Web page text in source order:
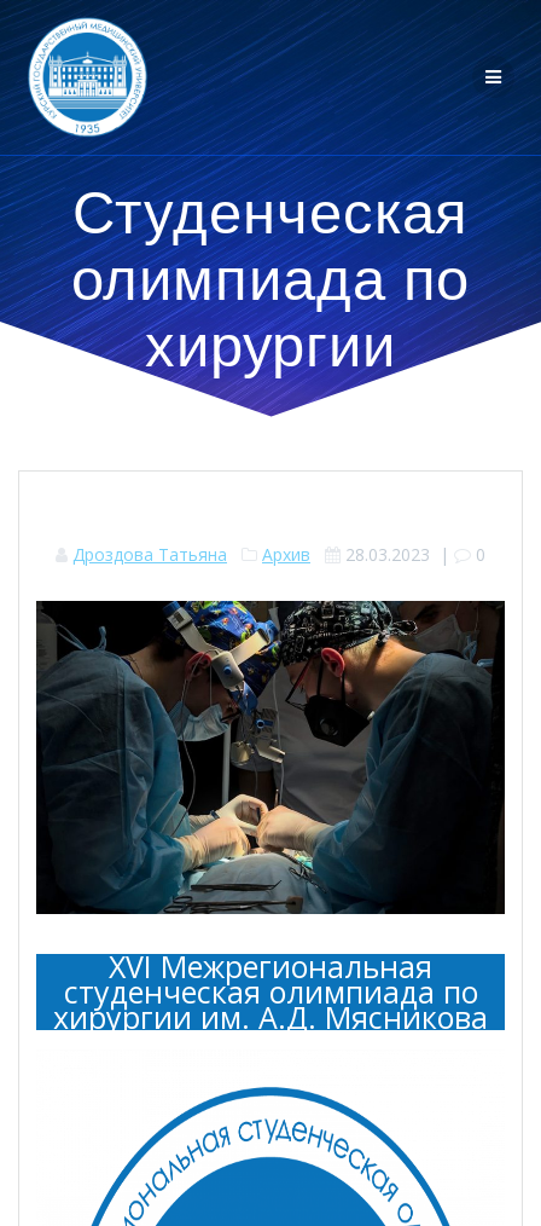
Перейти
к
контенту
Студенческая
олимпиада по
хирургии
Дроздова Татьяна Архив 28.03.2023 | 0
XVI Межрегиональная
студенческая олимпиада по
хирургии им. А.Д. Мясникова